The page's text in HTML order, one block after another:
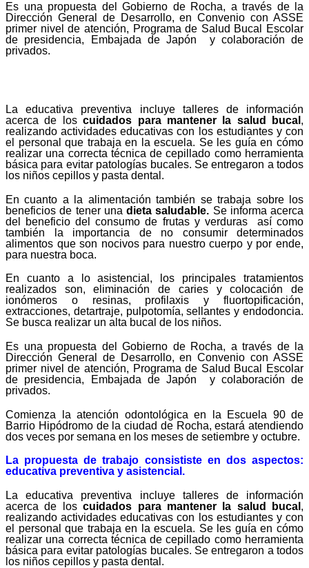
Es una propuesta del Gobierno de Rocha, a través de la
Dirección General de Desarrollo, en Convenio con ASSE
primer nivel de atención, Programa de Salud Bucal Escolar
de presidencia, Embajada de Japón y colaboración de
privados.
La educativa preventiva incluye talleres de información
acerca de loscuidados para mantener la salud bucal ,
realizando actividades educativas con los estudiantes y con
el personal que trabaja en la escuela. Se les guía en cómo
realizar una correcta técnica de cepillado como herramienta
básica para evitar patologías bucales. Se entregaron a todos
los niños cepillos y pasta dental.
En cuanto a la alimentación también se trabaja sobre los
beneficios de tener una dieta saludable. Se informa acerca
del beneficio del consumo de frutas y verduras así como
también la importancia de no consumir determinados
alimentos que son nocivos para nuestro cuerpo y por ende,
para nuestra boca.
En cuanto a lo asistencial, los principales tratamientos
realizados son, eliminación de caries y colocación de
ionómeros o resinas, profilaxis y fluortopificación,
extracciones, detartraje, pulpotomía, sellantes y endodoncia.
Se busca realizar un alta bucal de los niños.
Es una propuesta del Gobierno de Rocha, a través de la
Dirección General de Desarrollo, en Convenio con ASSE
primer nivel de atención, Programa de Salud Bucal Escolar
de presidencia, Embajada de Japón y colaboración de
privados.
Comienza la atención odontológica en la Escuela 90 de
Barrio Hipódromo de la ciudad de Rocha, estará atendiendo
dos veces por semana en los meses de setiembre y octubre.
La propuesta de trabajo consististe en dos aspectos:
educativa preventiva y asistencial.
La educativa preventiva incluye talleres de información
acerca de loscuidados para mantener la salud bucal ,
realizando actividades educativas con los estudiantes y con
el personal que trabaja en la escuela. Se les guía en cómo
realizar una correcta técnica de cepillado como herramienta
básica para evitar patologías bucales. Se entregaron a todos
los niños cepillos y pasta dental.